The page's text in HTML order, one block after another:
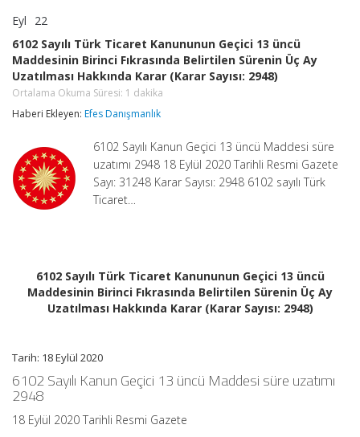
Eyl 22
Türk
Ticaret
Kanununun
Geçici
üncü
Fıkrasında
Belirtilen
Sürenin
Üç
Sayısı:
2948)
Ortalama
için
6102 Sayılı Türk Ticaret Kanununun Geçici 13 üncü
Maddesinin Birinci Fıkrasında Belirtilen Sürenin Üç Ay
Uzatılması Hakkında Karar (Karar Sayısı: 2948)
Ortalama Okuma Süresi: 1 dakika
Haberi Ekleyen: Efes Danışmanlık
6102 Sayılı Kanun Geçici 13 üncü Maddesi süre
uzatımı 2948 18 Eylül 2020 Tarihli Resmi Gazete
Sayı: 31248 Karar Sayısı: 2948 6102 sayılı Türk
Ticaret…
6102 Sayılı Türk Ticaret Kanununun Geçici 13 üncü
Maddesinin Birinci Fıkrasında Belirtilen Sürenin Üç Ay
Uzatılması Hakkında Karar (Karar Sayısı: 2948)
Tarih: 18 Eylül 2020
6102 Sayılı Kanun Geçici 13 üncü Maddesi süre uzatımı
2948
18 Eylül 2020 Tarihli Resmi Gazete